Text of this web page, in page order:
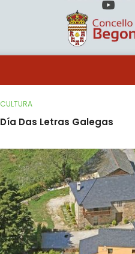
CULTURA
Día Das Letras Galegas